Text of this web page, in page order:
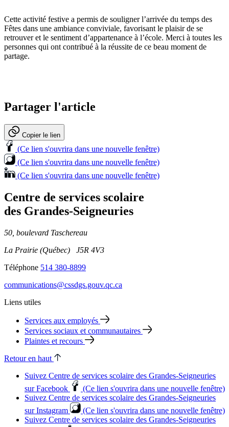
Cette activité festive a permis de souligner l’arrivée du temps des
Fêtes dans une ambiance conviviale, favorisant le plaisir de se
retrouver et le sentiment d’appartenance à l’école. Merci à toutes les
personnes qui ont contribué à la réussite de ce beau moment de
partage.
Partager l'article
Copier le lien
(Ce lien s'ouvrira dans une nouvelle fenêtre)
(Ce lien s'ouvrira dans une nouvelle fenêtre)
(Ce lien s'ouvrira dans une nouvelle fenêtre)
Centre de services scolaire
des Grandes‑Seigneuries
50, boulevard Taschereau
La Prairie (Québec) J5R 4V3
Téléphone 514 380-8899
communications@cssdgs.gouv.qc.ca
Liens utiles
Services aux employés
Services sociaux et communautaires
Plaintes et recours
Retour en haut
Suivez Centre de services scolaire des Grandes‑Seigneuries
sur Facebook
(Ce lien s'ouvrira dans une nouvelle fenêtre)
Suivez Centre de services scolaire des Grandes‑Seigneuries
sur Instagram
(Ce lien s'ouvrira dans une nouvelle fenêtre)
Suivez Centre de services scolaire des Grandes‑Seigneuries